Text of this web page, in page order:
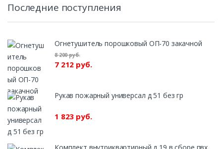
Последние поступления
Огнетушитель порошковый ОП-70 закачной
7 212 руб.
8 200 руб.
Рукав пожарный универсал д 51 без гр
1 823 руб.